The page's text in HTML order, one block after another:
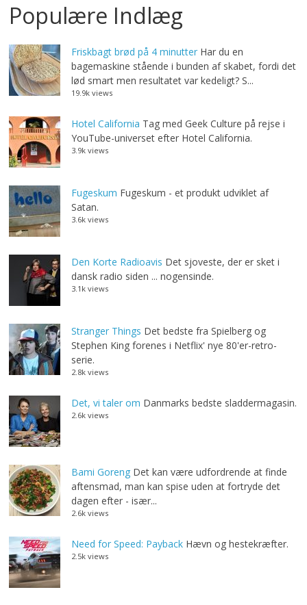
Populære Indlæg
Friskbagt brød på 4 minutter Har du en
bagemaskine stående i bunden af skabet, fordi det
lød smart men resultatet var kedeligt? S...
19.9k views
Hotel California Tag med Geek Culture på rejse i
YouTube-universet efter Hotel California.
3.9k views
Fugeskum Fugeskum - et produkt udviklet af
Satan.
3.6k views
Den Korte Radioavis Det sjoveste, der er sket i
dansk radio siden ... nogensinde.
3.1k views
Stranger Things Det bedste fra Spielberg og
Stephen King forenes i Netflix' nye 80'er-retro-
serie.
2.8k views
Det, vi taler om Danmarks bedste sladdermagasin.
2.6k views
Bami Goreng Det kan være udfordrende at finde
aftensmad, man kan spise uden at fortryde det
dagen efter - især...
2.6k views
Need for Speed: Payback Hævn og hestekræfter.
2.5k views